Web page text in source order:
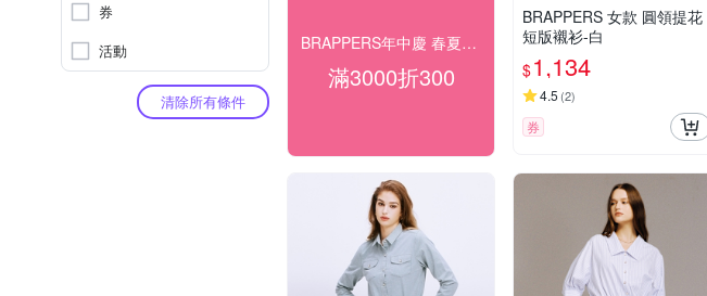
券
活動
清除所有條件
BRAPPERS年中慶 春夏上衣/短褲 2件7折
滿3000折300
BRAPPERS 女款 圓領提花
短版襯衫-白
$1,134
4.5 (2)
券